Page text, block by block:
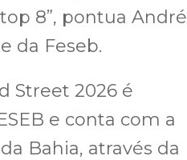
8”, pontua André
da Feseb.
Street 2026 é
e conta com a
Bahia, através da